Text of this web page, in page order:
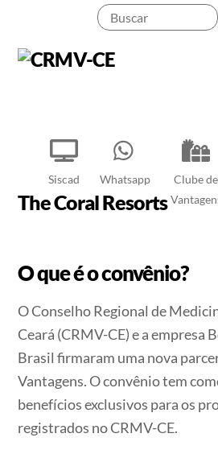
content
Siscad Whatsapp
Clube de
The Coral Resorts
O que é o convênio?
O Conselho Regional de
Ceará (CRMV-CE) e a empresa
Brasil firmaram uma nova
Vantagens.O convênio tem
benefícios exclusivos para os
registrados no CRMV-CE.